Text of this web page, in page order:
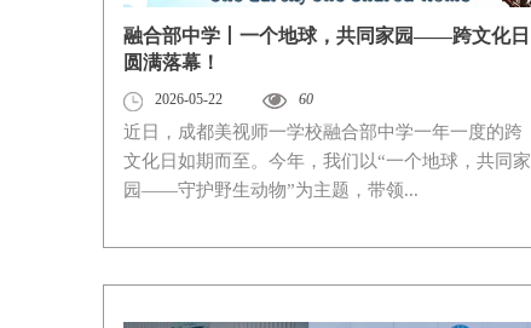
融合部中学丨一个地球，共同家园——跨文化日
圆满落幕！
2026-05-22 60
近日，成都美视师一学校融合部中学一年一度的跨
文化日如期而至。今年，我们以“一个地球，共同家
园——守护野生动物”为主题，带领...